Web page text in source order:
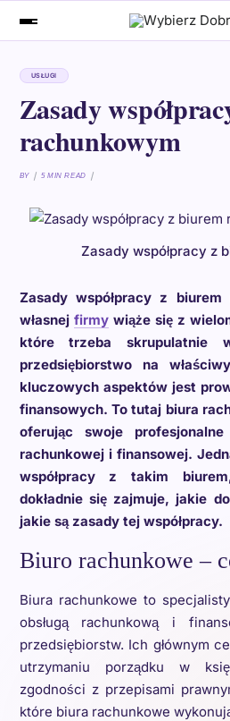
USŁUGI
Zasady
rachunkowym
BY 5 MIN READ
Zasady współpracy z
Zasady współpracy z
własnej firmywiąże się z
które trzeba skrupulatnie
przedsiębiorstwo na
kluczowych aspektów jest
finansowych. To tutaj biura
oferując swoje profesjonalne
rachunkowej i finansowej.
współpracy z takim
dokładnie się zajmuje, jakie
jakie są zasady tej współpracy.
Biuro rachunkowe –
Biura rachunkowe to
obsługą rachunkową i
przedsiębiorstw. Ich głównym
utrzymaniu porządku w
zgodności z przepisami
które biura rachunkowe